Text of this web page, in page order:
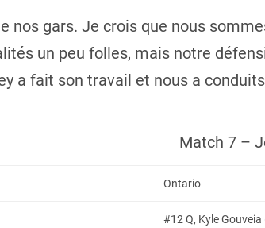
nos gars. Je crois que nous
un peu folles, mais notre
a fait son travail et nous a
Match 7 –
Ontario
#12 Q, Kyle